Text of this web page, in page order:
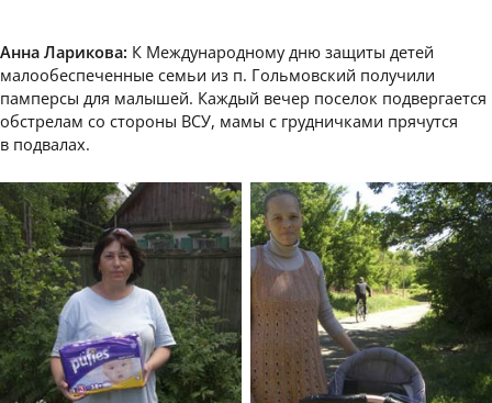
Анна Ларикова: К Международному дню защиты детей
малообеспеченные семьи из п. Гольмовский получили
памперсы для малышей. Каждый вечер поселок подвергается
обстрелам со стороны ВСУ, мамы с грудничками прячутся
в подвалах.